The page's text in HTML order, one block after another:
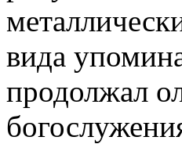
вида
продолжал